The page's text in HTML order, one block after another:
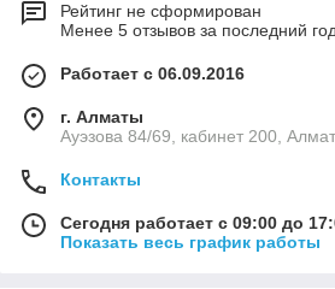
Рейтинг не сформирован
Менее 5 отзывов за последний
Работает с 06.09.2016
г. Алматы
Ауэзова 84/69, кабинет 200,
Контакты
Сегодня работает с 09:00 до
Показать весь график работы